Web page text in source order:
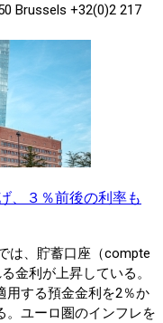
Brussels +32(0)2 217
、３％前後の利率も
は、貯蓄口座（compte
金利が上昇している。
用する預金金利を2％か
。ユーロ圏のインフレを